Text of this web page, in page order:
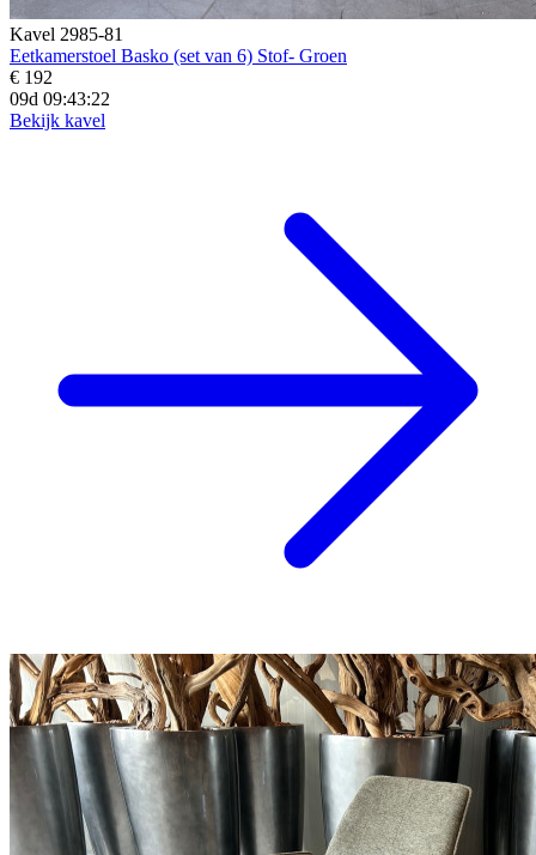
Kavel 2985-81
Eetkamerstoel Basko (set van 6) Stof- Groen
€ 192
09d 09:43:20
Bekijk kavel